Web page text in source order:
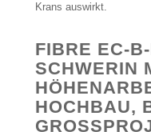
Krans auswirkt.
FIBRE EC-
SCHWERIN
HOCHBAU,